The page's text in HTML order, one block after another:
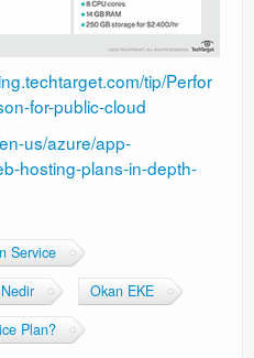
tip/Perfor
for-public-cloud
us/azure/app-
hosting-plans-in-depth-
Service
Okan EKE
Plan?